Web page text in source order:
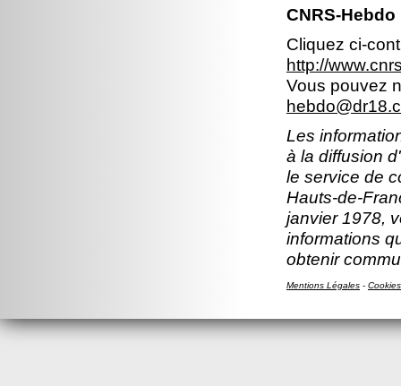
CNRS-
Cliquez ci-
http://
Vous pouvez
Les
à la diffusion
le service de
Hauts-de-
janvier 1978,
informations
obtenir
Mentions Légales - Cookies